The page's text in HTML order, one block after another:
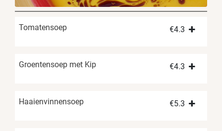
Tomatensoep €4.3
Groentensoep met Kip €4.3
Haaienvinnensoep €5.3